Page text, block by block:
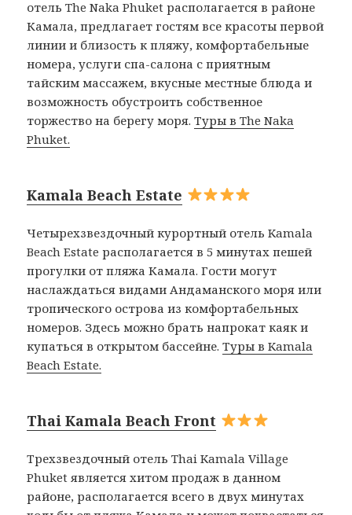
отель The Naka Phuket располагается в районе
Камала, предлагает гостям все красоты первой
линии и близость к пляжу, комфортабельные
номера, услуги спа-салона с приятным
тайским массажем, вкусные местные блюда и
возможность обустроить собственное
торжество на берегу моря.Туры в The Naka
Phuket.
Kamala Beach Estate
Четырехзвездочный курортный отель Kamala
Beach Estate располагается в 5 минутах пешей
прогулки от пляжа Камала. Гости могут
наслаждаться видами Андаманского моря или
тропического острова из комфортабельных
номеров. Здесь можно брать напрокат каяк и
купаться в открытом бассейне.Туры в Kamala
Beach Estate.
Thai Kamala Beach Front
Трехзвездочный отель Thai Kamala Village
Phuket является хитом продаж в данном
районе, располагается всего в двух минутах